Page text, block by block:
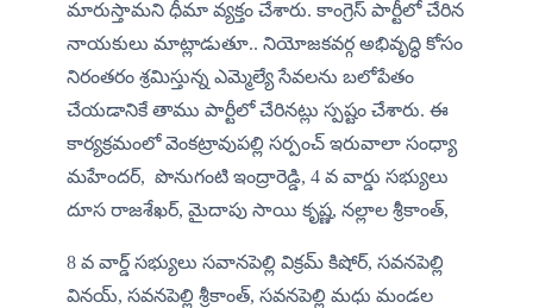
మారుస్తామని ధీమా వ్యక్తం చేశారు. కాంగ్రెస్ పార్టీలో చేరిన
నాయకులు మాట్లాడుతూ.. నియోజకవర్గ అభివృద్ధి కోసం
నిరంతరం శ్రమిస్తున్న ఎమ్మెల్యే సేవలను బలోపేతం
చేయడానికే తాము పార్టీలో చేరినట్లు స్పష్టం చేశారు. ఈ
కార్యక్రమంలో వెంకట్రావుపల్లి సర్పంచ్ ఇరువాలా సంధ్యా
మహేందర్,  పొనుగంటి ఇంద్రారెడ్డి, 4 వ వార్డు సభ్యులు
దూస రాజశేఖర్, మైదాపు సాయి కృష్ణ, నల్లాల శ్రీకాంత్,
8 వ వార్డ్ సభ్యులు సవానపెల్లి విక్రమ్ కిషోర్, సవనపెల్లి
వినయ్, సవనపెల్లి శ్రీకాంత్, సవనపెల్లి మధు మండల